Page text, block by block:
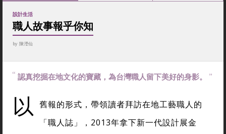
設計生活
職人故事報乎你知
by 陳瀅仙
認真挖掘在地文化的寶藏，為台灣職人留下美好的身影。
以 舊報的形式，帶領讀者拜訪在地工藝職人的
「職人誌」，2013年拿下新一代設計展金